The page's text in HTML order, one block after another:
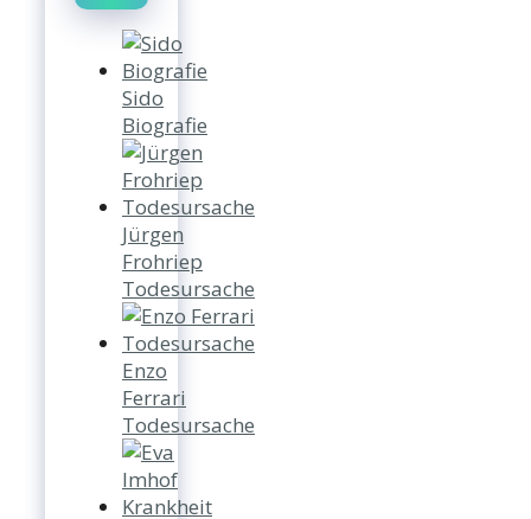
Sido
Biografie
Jürgen
Frohriep
Todesursache
Enzo
Ferrari
Todesursache